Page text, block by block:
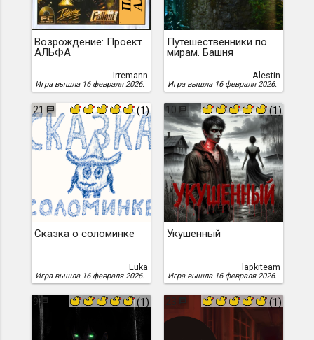
Возрождение: Проект
АЛЬФА
Irremann
Игра вышла 16 февраля 2026.
Путешественники по
мирам. Башня
Alestin
Игра вышла 16 февраля 2026.
21 (1)
Сказка о соломинке
Luka
Игра вышла 16 февраля 2026.
10 (1)
Укушенный
lapkiteam
Игра вышла 16 февраля 2026.
9 (1) 23 (1)